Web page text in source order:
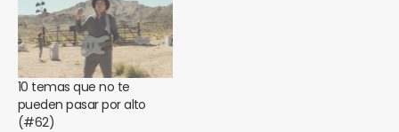
10 temas que no te
pueden pasar por alto
(#62)